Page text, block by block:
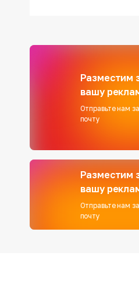
Разместим
вашу
Отправьте нам
почту
Разместим
вашу
Отправьте нам
почту